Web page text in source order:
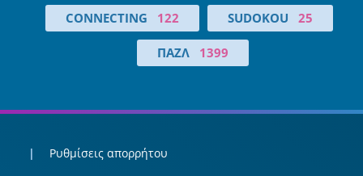
CONNECTING 122 SUDOKOU 25
ΠΑΖΛ 1399
Ρυθμίσεις απορρήτου